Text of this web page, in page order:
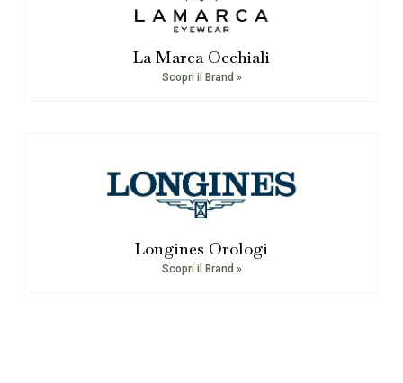
La Marca Occhiali
Scopri il Brand »
Longines Orologi
Scopri il Brand »